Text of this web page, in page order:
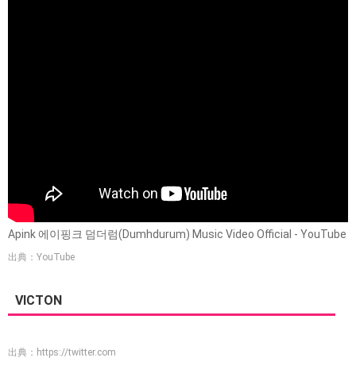
Apink 에이핑크 덤더럼(Dumhdurum) Music Video Official - YouTube
出典：YouTube
VICTON
出典： https://twitter.com